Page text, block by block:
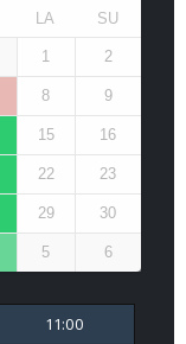
LA SU
1 2
8 9
15 16
22 23
29 30
5 6
11:00